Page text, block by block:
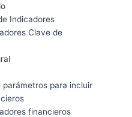
Indicadores
Clave de
para incluir
financieros